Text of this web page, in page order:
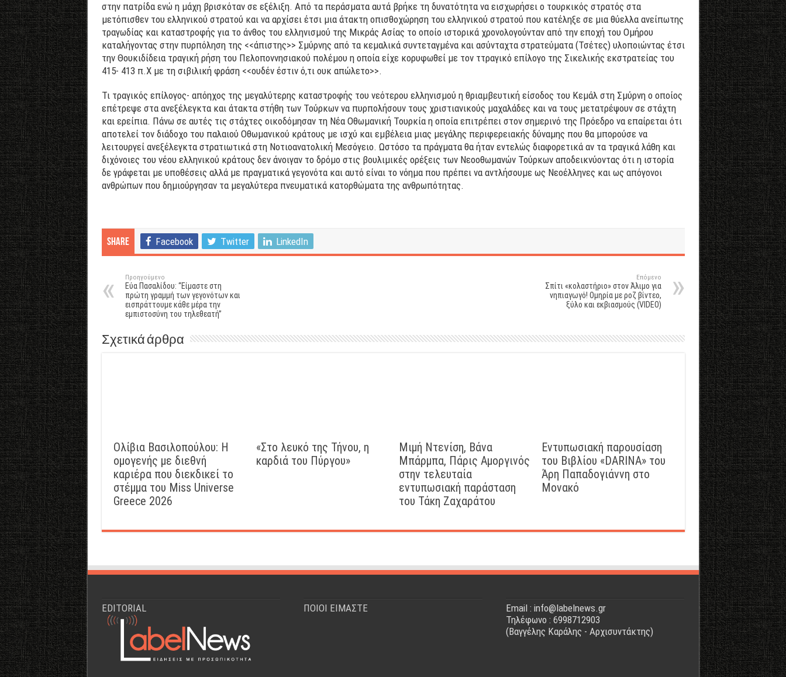
στην πατρίδα ενώ η μάχη βρισκόταν σε εξέλιξη. Από τα περάσματα αυτά βρήκε τη δυνατότητα να εισχωρήσει ο τουρκικός στρατός στα
μετόπισθεν του ελληνικού στρατού και να αρχίσει έτσι μια άτακτη οπισθοχώρηση του ελληνικού στρατού που κατέληξε σε μια θύελλα ανείπωτης
τραγωδίας και καταστροφής για το άνθος του ελληνισμού της Μικράς Ασίας το οποίο ιστορικά χρονολογούνταν από την εποχή του Ομήρου
καταλήγοντας στην πυρπόληση της <<άπιστης>> Σμύρνης από τα κεμαλικά συντεταγμένα και ασύνταχτα στρατεύματα (Τσέτες) υλοποιώντας έτσι
την Θουκιδίδεια τραγική ρήση του Πελοποννησιακού πολέμου η οποία είχε κορυφωθεί με τον ττραγικό επίλογο της Σικελικής εκστρατείας του
415- 413 π.Χ με τη σιβιλική φράση <<ουδέν έστιν ό,τι ουκ απώλετο>>.
Τι τραγικός επίλογος- απόηχος της μεγαλύτερης καταστροφής του νεότερου ελληνισμού η θριαμβευτική είσοδος του Κεμάλ στη Σμύρνη ο οποίος
επέτρεψε στα ανεξέλεγκτα και άτακτα στήθη των Τούρκων να πυρπολήσουν τους χριστιανικούς μαχαλάδες και να τους μετατρέψουν σε στάχτη
και ερείπια. Πάνω σε αυτές τις στάχτες οικοδόμησαν τη Νέα Οθωμανική Τουρκία η οποία επιτρέπει στον σημερινό της Πρόεδρο να επαίρεται ότι
αποτελεί τον διάδοχο του παλαιού Οθωμανικού κράτους με ισχύ και εμβέλεια μιας μεγάλης περιφερειακής δύναμης που θα μπορούσε να
λειτουργεί ανεξέλεγκτα στρατιωτικά στη Νοτιοανατολική Μεσόγειο. Ωστόσο τα πράγματα θα ήταν εντελώς διαφορετικά αν τα τραγικά λάθη και
διχόνοιες του νέου ελληνικού κράτους δεν άνοιγαν το δρόμο στις βουλιμικές ορέξεις των Νεοοθωμανών Τούρκων αποδεικνύοντας ότι η ιστορία
δε γράφεται με υποθέσεις αλλά με πραγματικά γεγονότα και αυτό είναι το νόημα που πρέπει να αντλήσουμε ως Νεοέλληνες και ως απόγονοι
ανθρώπων που δημιούργησαν τα μεγαλύτερα πνευματικά κατορθώματα της ανθρωπότητας.
Share Facebook Twitter LinkedIn
Προηγούμενο
Εύα Πασαλίδου: “Είμαστε στη
πρώτη γραμμή των γεγονότων και
εισπράττουμε κάθε μέρα την
εμπιστοσύνη του τηλεθεατή”
Επόμενο
Σπίτι «κολαστήριο» στον Άλιμο για
νηπιαγωγό! Ομηρία με ροζ βίντεο,
ξύλο και εκβιασμούς (VIDEO)
Σχετικά άρθρα
Ολίβια Βασιλοπούλου: Η
ομογενής με διεθνή
καριέρα που διεκδικεί το
στέμμα του Miss Universe
Greece 2026
«Στο λευκό της Τήνου, η
καρδιά του Πύργου»
Μιμή Ντενίση, Βάνα
Μπάρμπα, Πάρις Αμοργινός
στην τελευταία
εντυπωσιακή παράσταση
του Τάκη Ζαχαράτου
Εντυπωσιακή παρουσίαση
του Βιβλίου «DARINA» του
Άρη Παπαδογιάννη στο
Μονακό
EDITORIAL ΠΟΙΟΙ ΕΙΜΑΣΤΕ
Email : info@labelnews.gr
Τηλέφωνο : 6998712903
(Βαγγέλης Καράλης - Αρχισυντάκτης)